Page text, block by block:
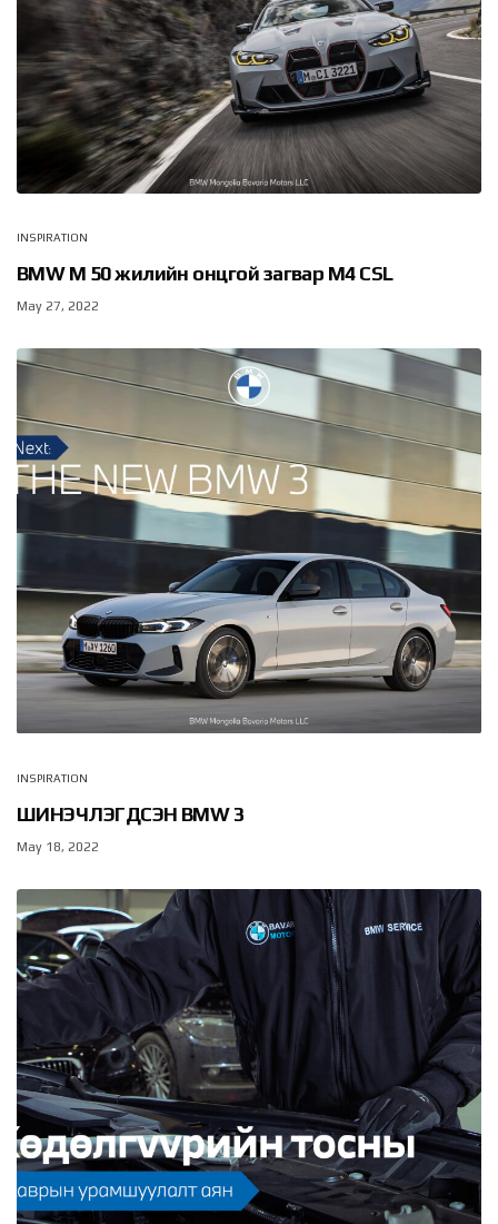
INSPIRATION
BMW M 50 жилийн онцгой загвар M4 CSL
May 27, 2022
INSPIRATION
ШИНЭЧЛЭГДСЭН BMW 3
May 18, 2022